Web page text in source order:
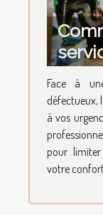
pour
Face à
défectueux,
à vos
pour
votre